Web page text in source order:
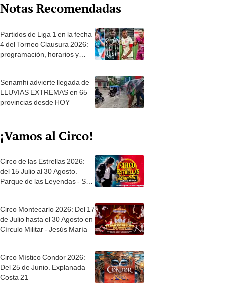
Notas Recomendadas
Partidos de Liga 1 en la fecha
4 del Torneo Clausura 2026:
programación, horarios y
Senamhi advierte llegada de
LLUVIAS EXTREMAS en 65
provincias desde HOY
¡Vamos al Circo!
Circo de las Estrellas 2026:
del 15 Julio al 30 Agosto.
Parque de las Leyendas - San
Circo Montecarlo 2026: Del 17
de Julio hasta el 30 Agosto en
Círculo Militar - Jesús María
Circo Místico Condor 2026:
Del 25 de Junio. Explanada
Costa 21